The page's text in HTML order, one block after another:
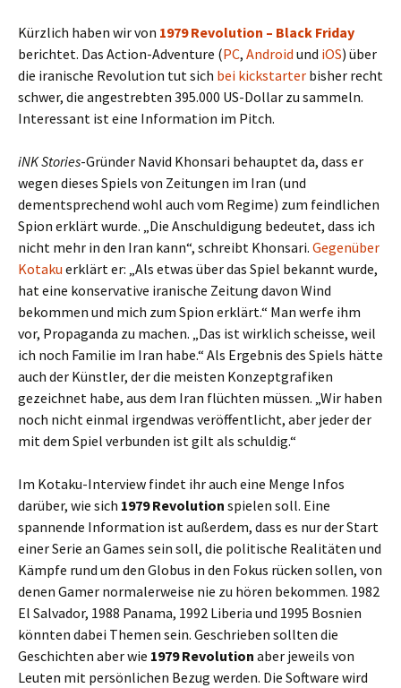
Kürzlich haben wir von 1979 Revolution – Black Friday
berichtet. Das Action-Adventure (PC, Android und iOS) über
die iranische Revolution tut sich bei kickstarter bisher recht
schwer, die angestrebten 395.000 US-Dollar zu sammeln.
Interessant ist eine Information im Pitch.
iNK Stories-Gründer Navid Khonsari behauptet da, dass er
wegen dieses Spiels von Zeitungen im Iran (und
dementsprechend wohl auch vom Regime) zum feindlichen
Spion erklärt wurde. „Die Anschuldigung bedeutet, dass ich
nicht mehr in den Iran kann“, schreibt Khonsari. Gegenüber
Kotaku erklärt er: „Als etwas über das Spiel bekannt wurde,
hat eine konservative iranische Zeitung davon Wind
bekommen und mich zum Spion erklärt.“ Man werfe ihm
vor, Propaganda zu machen. „Das ist wirklich scheisse, weil
ich noch Familie im Iran habe.“ Als Ergebnis des Spiels hätte
auch der Künstler, der die meisten Konzeptgrafiken
gezeichnet habe, aus dem Iran flüchten müssen. „Wir haben
noch nicht einmal irgendwas veröffentlicht, aber jeder der
mit dem Spiel verbunden ist gilt als schuldig.“
Im Kotaku-Interview findet ihr auch eine Menge Infos
darüber, wie sich 1979 Revolution spielen soll. Eine
spannende Information ist außerdem, dass es nur der Start
einer Serie an Games sein soll, die politische Realitäten und
Kämpfe rund um den Globus in den Fokus rücken sollen, von
denen Gamer normalerweise nie zu hören bekommen. 1982
El Salvador, 1988 Panama, 1992 Liberia und 1995 Bosnien
könnten dabei Themen sein. Geschrieben sollten die
Geschichten aber wie 1979 Revolution aber jeweils von
Leuten mit persönlichen Bezug werden. Die Software wird